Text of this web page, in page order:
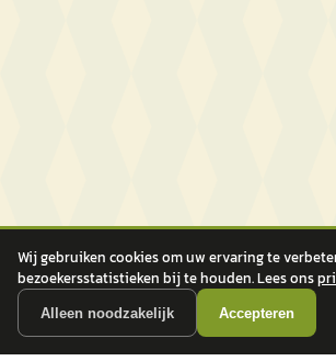
Wij gebruiken cookies om uw ervaring te
bezoekersstatistieken bij te houden. Lees ons
Alleen noodzakelijk Accepteren